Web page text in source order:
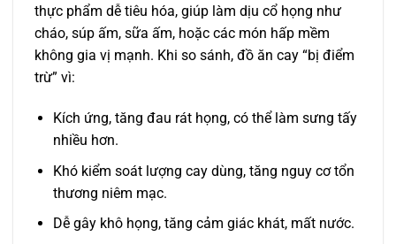
thực phẩm dễ tiêu hóa, giúp làm dịu cổ họng như
cháo, súp ấm, sữa ấm, hoặc các món hấp mềm
không gia vị mạnh. Khi so sánh, đồ ăn cay “bị điểm
trừ” vì:
Kích ứng, tăng đau rát họng, có thể làm sưng tấy
nhiều hơn.
Khó kiểm soát lượng cay dùng, tăng nguy cơ tổn
thương niêm mạc.
Dễ gây khô họng, tăng cảm giác khát, mất nước.